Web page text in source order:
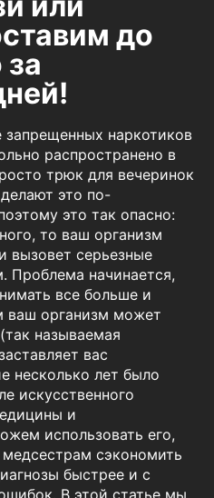
до
запрещенных наркотиков
распространено в
трюк для вечеринок
это по-
это так опасно:
то ваш организм
вызовет серьезные
Проблема начинается,
все больше и
ваш организм может
называемая
вас
несколько лет было
искусственного
и
использовать его,
сэкономить
быстрее и с